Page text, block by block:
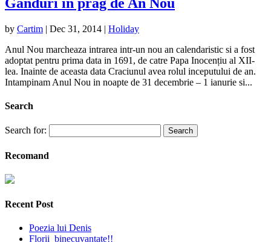
by Cartim | Dec 31, 2014 | Holiday
Anul Nou marcheaza intrarea intr-un nou an calendaristic si a fost
adoptat pentru prima data in 1691, de catre Papa Inocențiu al XII-
lea. Inainte de aceasta data Craciunul avea rolul inceputului de an.
Intampinam Anul Nou in noapte de 31 decembrie – 1 ianurie si...
Search
Search for:
Recomand
Recent Post
Poezia lui Denis
Florii binecuvantate!!